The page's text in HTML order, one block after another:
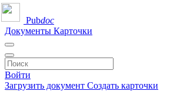
Pubdoc
Документы Карточки
Войти
Загрузить документ Создать карточки